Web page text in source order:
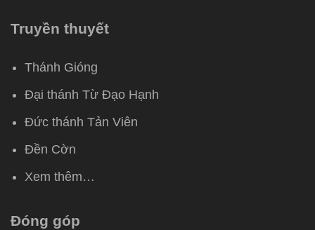
Truyền thuyết
Thánh Gióng
Đại thánh Từ Đạo Hạnh
Đức thánh Tản Viên
Đền Cờn
Xem thêm…
Đóng góp